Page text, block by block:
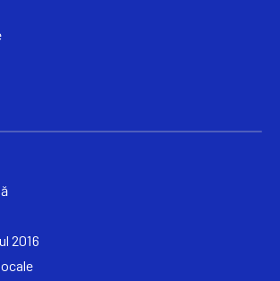
2016